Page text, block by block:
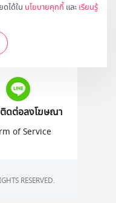
ดได้ใน นโยบายคุกกี้ และ เรียนรู้
ที่
ติดต่อลงโฆษณา
of Service
RESERVED.